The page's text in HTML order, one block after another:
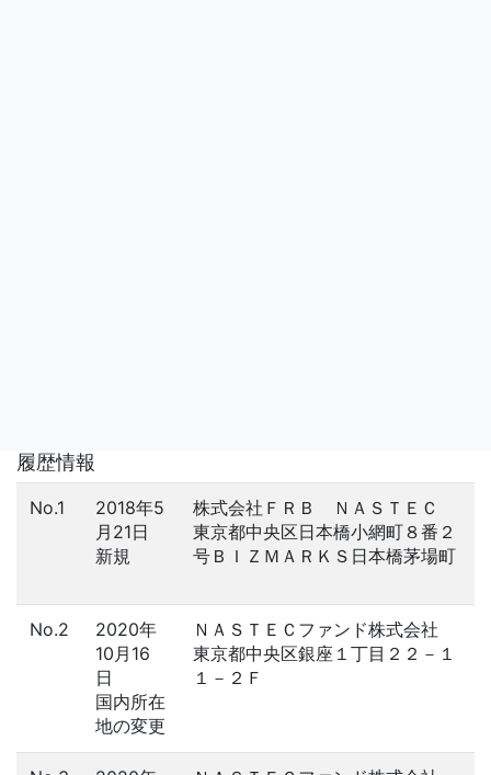
履歴情報
No.1
2018年5
月21日
新規
株式会社ＦＲＢ ＮＡＳＴＥＣ
東京都中央区日本橋小網町８番２
号ＢＩＺＭＡＲＫＳ日本橋茅場町
No.2
2020年
10月16
日
国内所在
地の変更
ＮＡＳＴＥＣファンド株式会社
東京都中央区銀座１丁目２２－１
１－２Ｆ